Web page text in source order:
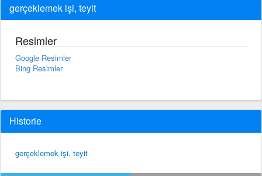
gerçeklemek işi, teyit
Resimler
Google Resimler
Bing Resimler
Historie
gerçeklemek işi, teyit